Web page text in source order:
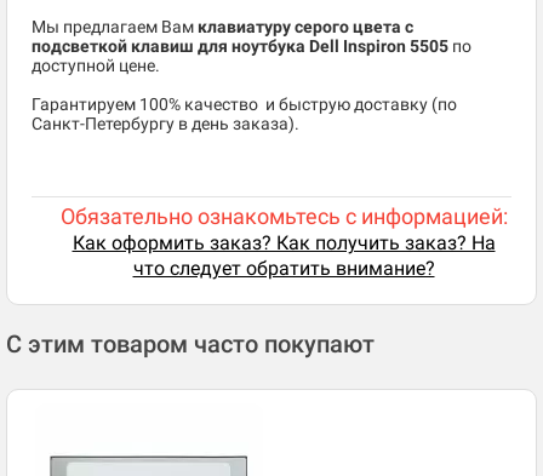
Мы предлагаем Вам клавиатуру серого цвета с
подсветкой клавиш для ноутбука Dell Inspiron 5505 по
доступной цене.
​Гарантируем 100% качество и быструю доставку (по
Санкт-Петербургу в день заказа).
Обязательно ознакомьтесь с информацией:
Как оформить заказ? Как получить заказ? На
что следует обратить внимание?
С этим товаром часто покупают